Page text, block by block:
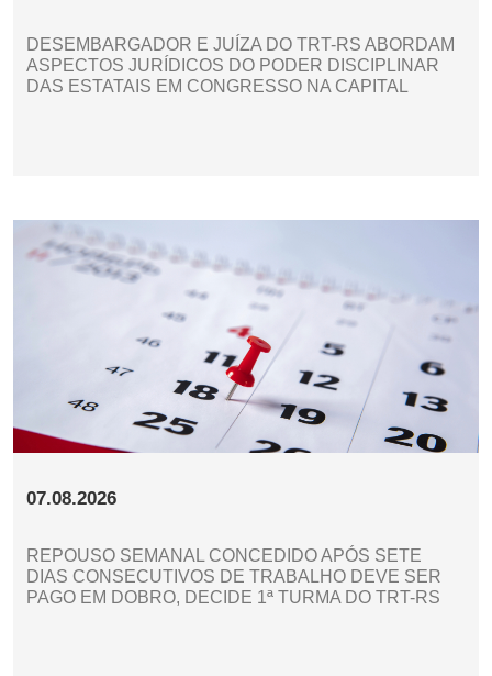
DESEMBARGADOR E JUÍZA DO TRT-RS ABORDAM
ASPECTOS JURÍDICOS DO PODER DISCIPLINAR
DAS ESTATAIS EM CONGRESSO NA CAPITAL
07.08.2026
REPOUSO SEMANAL CONCEDIDO APÓS SETE
DIAS CONSECUTIVOS DE TRABALHO DEVE SER
PAGO EM DOBRO, DECIDE 1ª TURMA DO TRT-RS